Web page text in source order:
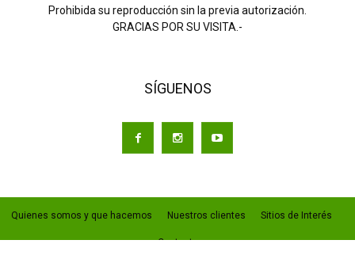
Prohibida su reproducción sin la previa autorización.
GRACIAS POR SU VISITA.-
SÍGUENOS
Quienes somos y que hacemos Nuestros clientes Sitios de Interés
Contacto